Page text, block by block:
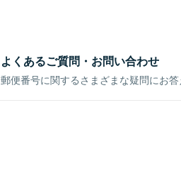
よくあるご質問・お問い合わせ
郵便番号に関するさまざまな疑問にお答